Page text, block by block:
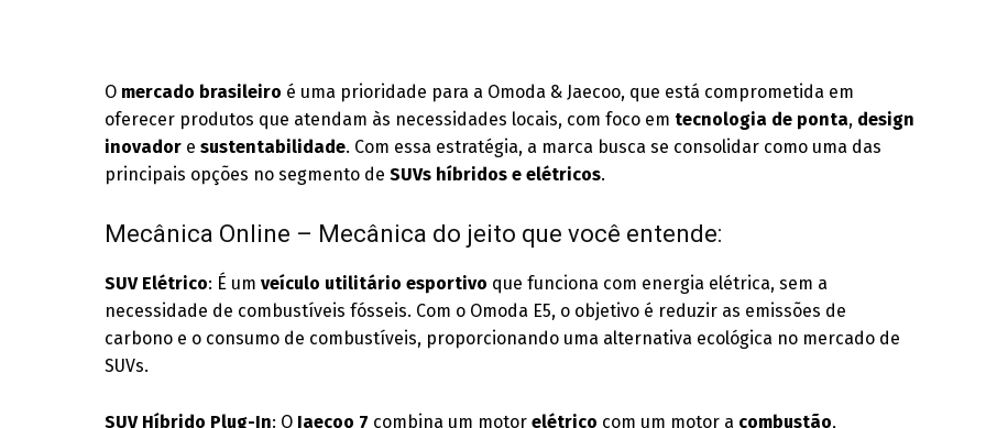
O mercado brasileiro é uma prioridade para a Omoda & Jaecoo, que está comprometida em
oferecer produtos que atendam às necessidades locais, com foco em tecnologia de ponta, design
inovador esustentabilidade. Com essa estratégia, a marca busca se consolidar como uma das
principais opções no segmento deSUVs híbridos e elétricos.
Mecânica Online – Mecânica do jeito que você entende:
SUV Elétrico: É umveículo utilitário esportivo que funciona com energia elétrica, sem a
necessidade de combustíveis fósseis. Com o Omoda E5, o objetivo é reduzir as emissões de
carbono e o consumo de combustíveis, proporcionando uma alternativa ecológica no mercado de
SUVs.
SUV Híbrido Plug-In: O Jaecoo 7 combina um motorelétrico com um motor a combustão,